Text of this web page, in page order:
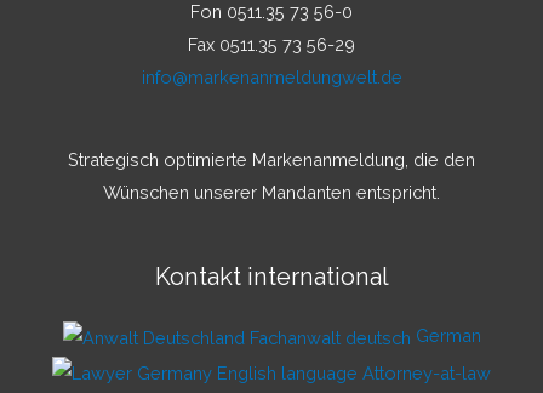
Fon 0511.35 73 56-0
Fax 0511.35 73 56-29
info@markenanmeldungwelt.de
Strategisch optimierte Markenanmeldung, die den
Wünschen unserer Mandanten entspricht.
Kontakt international
German